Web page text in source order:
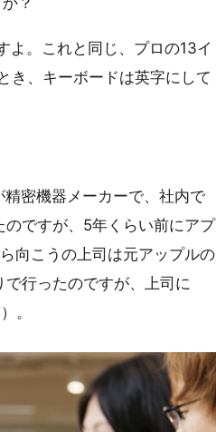
。これと同じ、プロの13イ
き、キーボードは英字にして
密機器メーカーで、社内で
ですが、5年くらい前にアプ
向こうの上司は元アップルの
行ったのですが、上司に
。